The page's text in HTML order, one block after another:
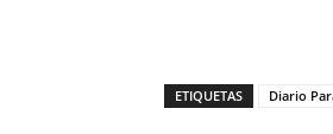
ETIQUETAS Diario